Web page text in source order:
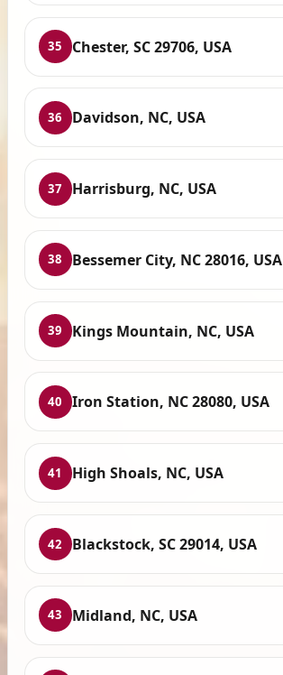
35 Chester, SC 29706, USA
36 Davidson, NC, USA
37 Harrisburg, NC, USA
38 Bessemer City, NC 28016, USA
39 Kings Mountain, NC, USA
40 Iron Station, NC 28080, USA
41 High Shoals, NC, USA
42 Blackstock, SC 29014, USA
43 Midland, NC, USA